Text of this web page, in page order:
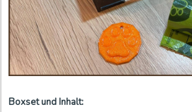
Boxset und Inhalt: